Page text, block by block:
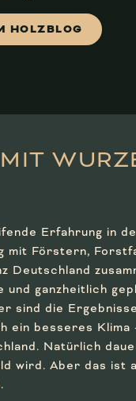
HOLZBLOG
Erfahrung in
mit Förstern,
und ganzheitlich
sind die
ein besseres
Natürlich
wird. Aber das ist